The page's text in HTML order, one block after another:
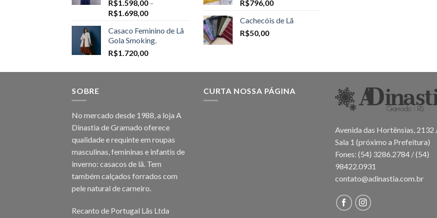
R$1.598,00 –
R$1.698,00Price
R$1.598,00
through
R$1.698,00
Casaco Feminino de Lã
Gola Smoking.
R$1.720,00
R$796,00
Cachecóis de Lã
R$50,00
SOBRE
No mercado desde 1988, a loja A
Dinastia de Gramado oferece
qualidade e requinte em roupas
masculinas, femininas e infantis de
inverno: casacos de lã. Tem
também calçados forrados com
pele natural de carneiro.
Recanto de Portugal Lãs Ltda
CURTA NOSSA PÁGINA
Avenida das Hortênsias, 2132
Sala 1 (próximo a Prefeitura)
Fones: (54) 3286.2784 / (54)
98422.0931
contato@adinastia.com.br